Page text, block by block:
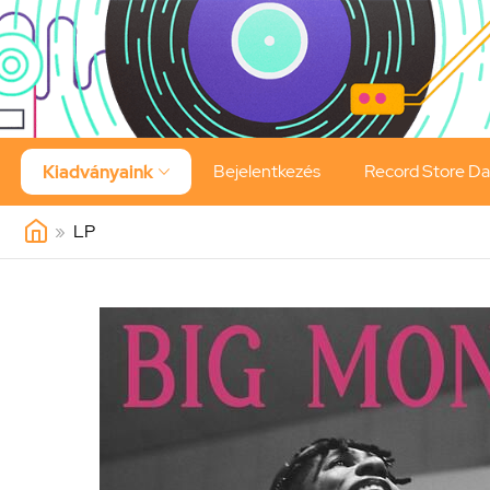
Kiadványaink  Bejelentkezés Record Store
» LP